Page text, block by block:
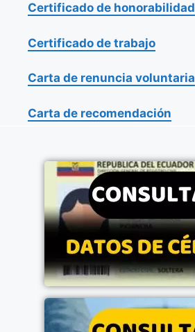
Certificado de honorabilidad
Certificado de trabajo
Carta de renuncia voluntaria
Carta de recomendación